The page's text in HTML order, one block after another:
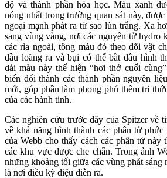
độ và thành phần hóa học. Màu xanh
nóng nhất trong trường quan sát này,
ngoại mạnh phát ra từ sao lùn trắng. Xa
sang vùng vàng, nơi các nguyên tử hydro
các rìa ngoài, tông màu đỏ theo dõi vật
đầu loãng ra và bụi có thể bắt đầu hình
dải màu này thể hiện “hơi thở cuối
biến đổi thành các thành phần nguyên
mới, góp phần làm phong phú thêm tri
của các hành tinh.
Các nghiên cứu trước đây của Spitzer về
về khả năng hình thành các phân tử
của Webb cho thấy cách các phân tử này
các khu vực được che chắn. Trong ảnh
những khoảng tối giữa các vùng phát sáng
là nơi điều kỳ diệu diễn ra.